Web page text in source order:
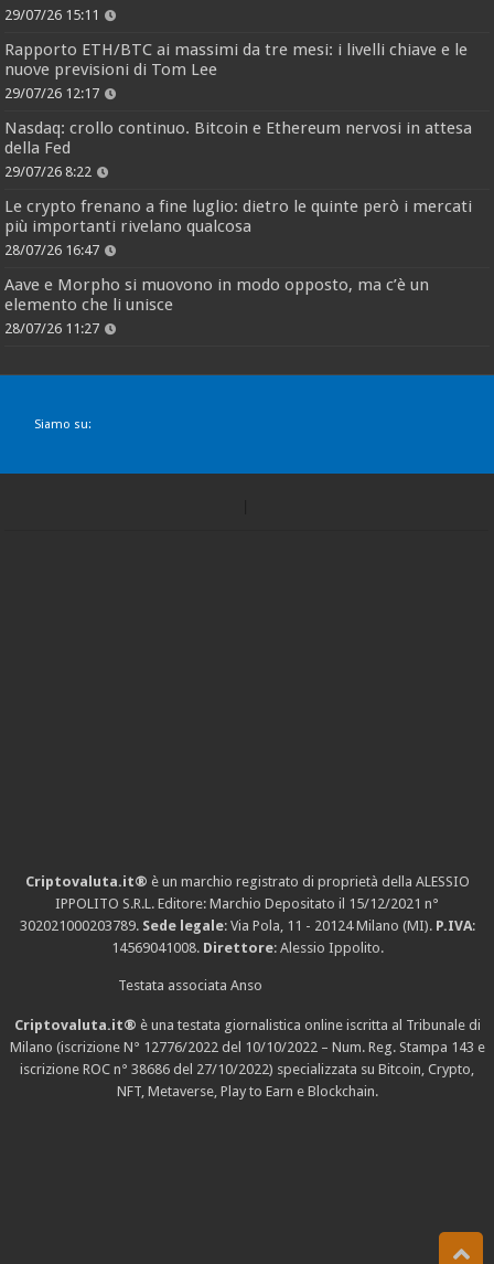
29/07/26 15:11
Rapporto ETH/BTC ai massimi da tre mesi: i livelli chiave e le
nuove previsioni di Tom Lee
29/07/26 12:17
Nasdaq: crollo continuo. Bitcoin e Ethereum nervosi in attesa
della Fed
29/07/26 8:22
Le crypto frenano a fine luglio: dietro le quinte però i mercati
più importanti rivelano qualcosa
28/07/26 16:47
Aave e Morpho si muovono in modo opposto, ma c’è un
elemento che li unisce
28/07/26 11:27
Siamo su:
Criptovaluta.it® è un marchio registrato di proprietà della ALESSIO
IPPOLITO S.R.L. Editore: Marchio Depositato il 15/12/2021 n°
302021000203789. Sede legale: Via Pola, 11 - 20124 Milano (MI). P.IVA:
14569041008. Direttore: Alessio Ippolito.
Testata associata Anso
Criptovaluta.it® è una testata giornalistica online iscritta al Tribunale di
Milano (iscrizione N° 12776/2022 del 10/10/2022 – Num. Reg. Stampa 143 e
iscrizione ROC n° 38686 del 27/10/2022) specializzata su Bitcoin, Crypto,
NFT, Metaverse, Play to Earn e Blockchain.